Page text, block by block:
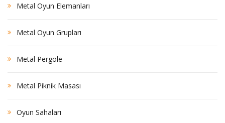
Metal Oyun Elemanları
Metal Oyun Grupları
Metal Pergole
Metal Piknik Masası
Oyun Sahaları